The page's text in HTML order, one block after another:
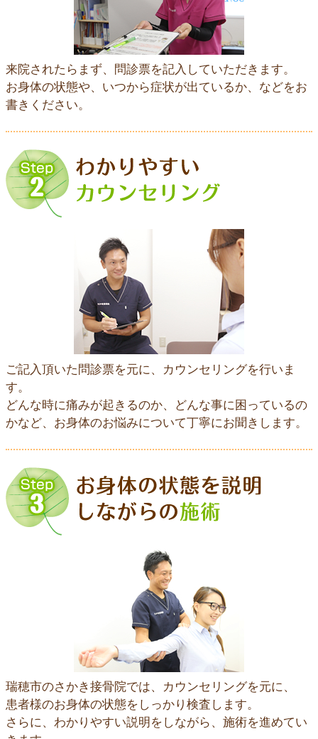
来院されたらまず、問診票を記入していただきます。
お身体の状態や、いつから症状が出ているか、などをお
書きください。
ご記入頂いた問診票を元に、カウンセリングを行いま
す。
どんな時に痛みが起きるのか、どんな事に困っているの
かなど、お身体のお悩みについて丁寧にお聞きします。
瑞穂市のさかき接骨院では、カウンセリングを元に、
患者様のお身体の状態をしっかり検査します。
さらに、わかりやすい説明をしながら、施術を進めてい